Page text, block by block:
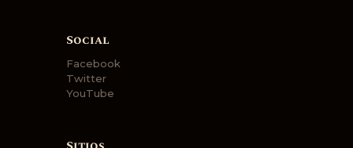
Social
Facebook
Twitter
YouTube